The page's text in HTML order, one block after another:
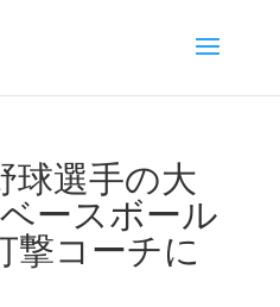
球選手の大
ースボール
撃コーチに